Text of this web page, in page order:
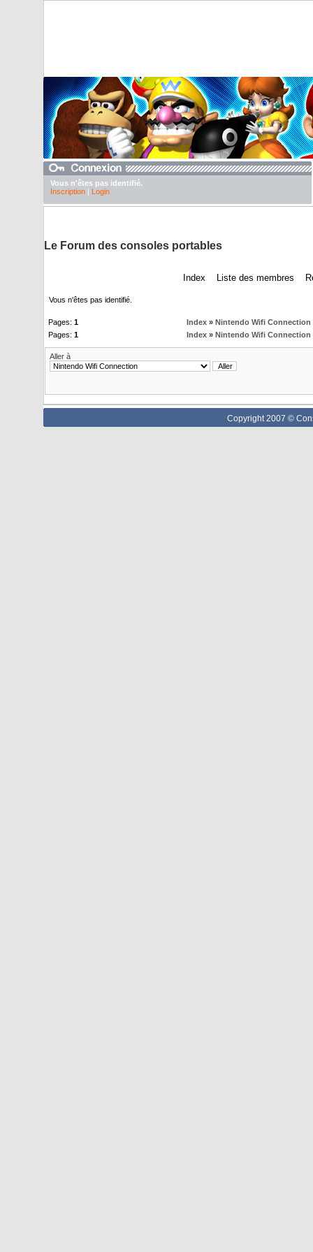
Vous n'êtes pas identifié.
Inscription| Login
Le Forum des consoles portables
Index Liste des membres
Vous n'êtes pas identifié.
Pages: 1 Index» Nintendo Wifi Connection
Pages: 1 Index» Nintendo Wifi Connection
Aller à
Copyright 2007 ©